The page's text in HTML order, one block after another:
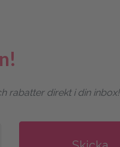
rabatter direkt i din inbox!